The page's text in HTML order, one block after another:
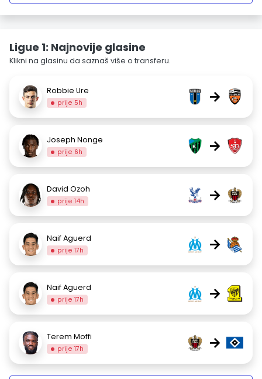
Ligue 1: Najnovije glasine
Klikni na glasinu da saznaš više o transferu.
Robbie Ure
prije 5h →
Joseph Nonge
prije 6h →
David Ozoh
prije 14h →
Naif Aguerd
prije 17h →
Naif Aguerd
prije 17h →
Terem Moffi
prije 17h →